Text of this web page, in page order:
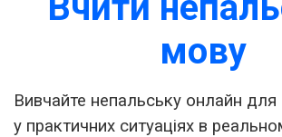
Вчити
мову
Вивчайте непальську онлайн для
у практичних ситуаціях в